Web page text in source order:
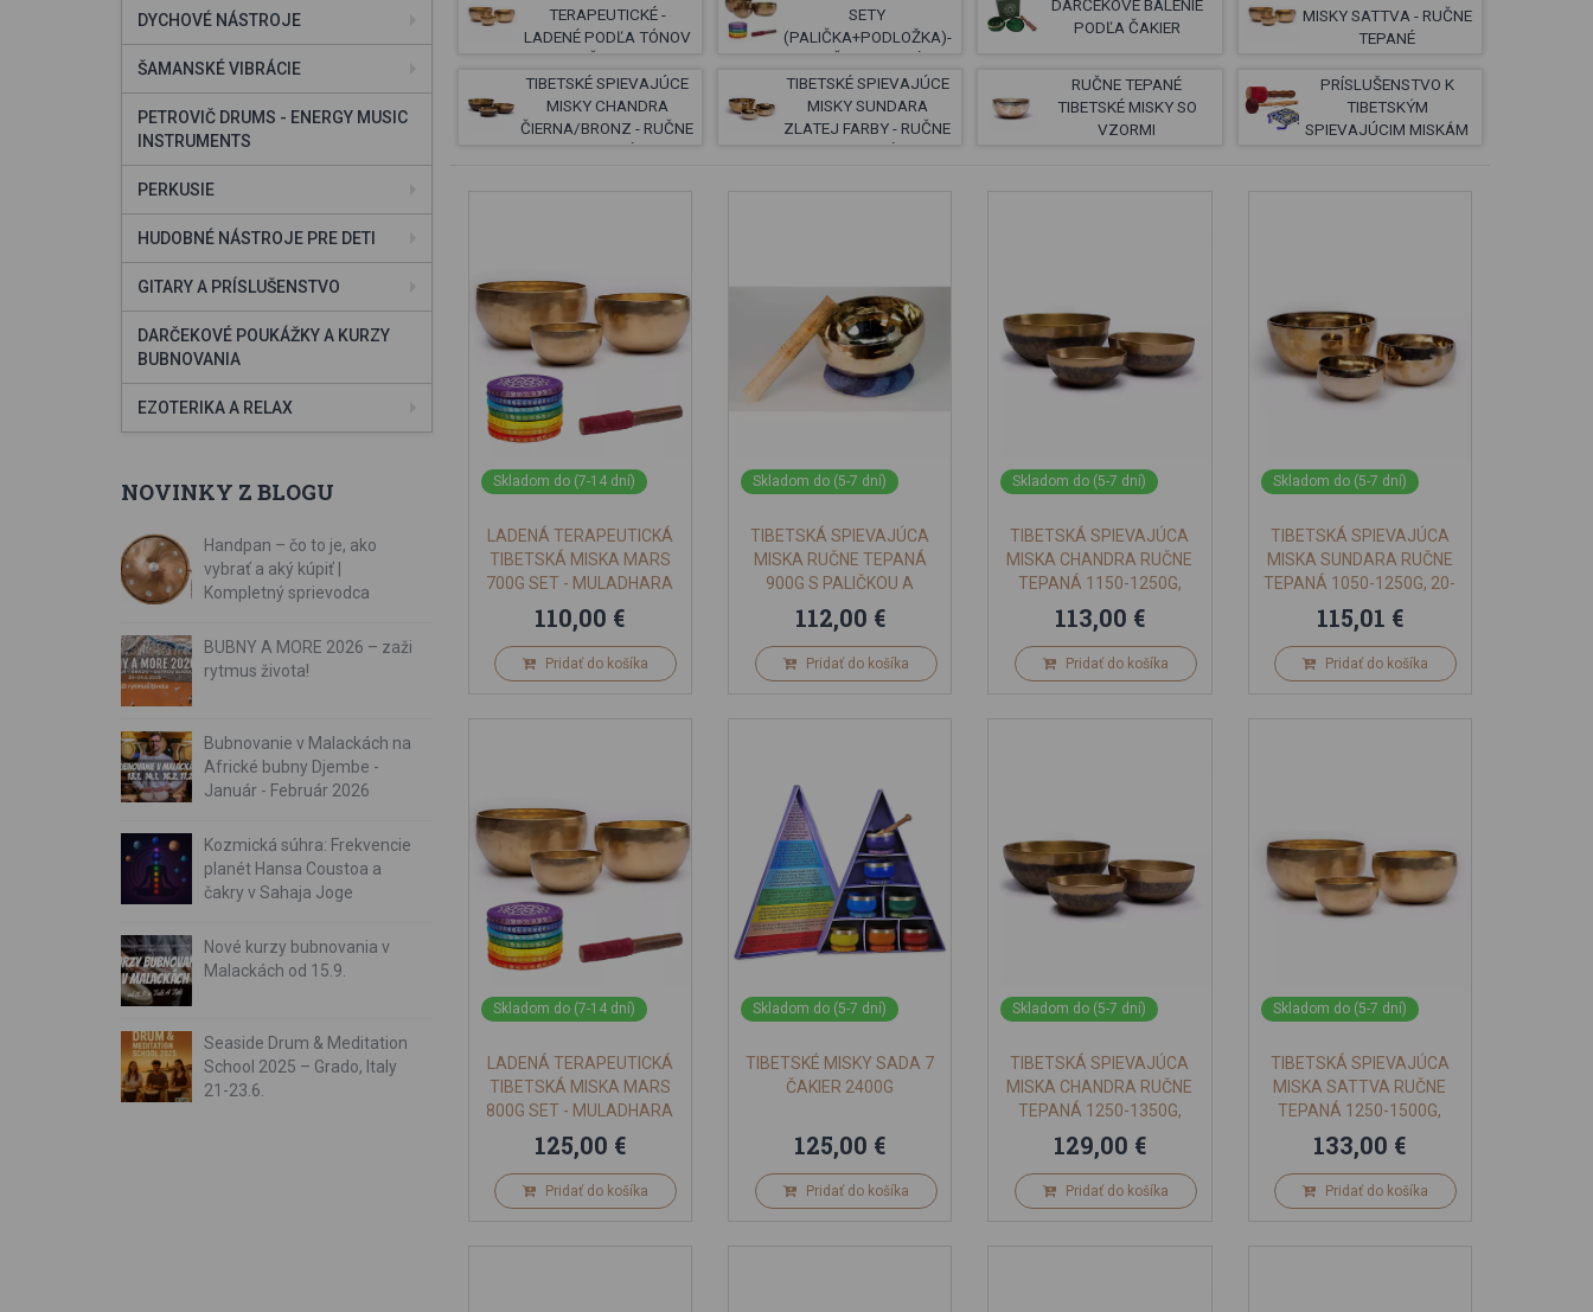
DYCHOVÉ NÁSTROJE
ŠAMANSKÉ VIBRÁCIE
PETROVIČ DRUMS - ENERGY MUSIC
INSTRUMENTS
PERKUSIE
HUDOBNÉ NÁSTROJE PRE DETI
GITARY A PRÍSLUŠENSTVO
DARČEKOVÉ POUKÁŽKY A KURZY
BUBNOVANIA
EZOTERIKA A RELAX
NOVINKY Z BLOGU
Handpan – čo to je, ako
vybrať a aký kúpiť |
Kompletný sprievodca
BUBNY A MORE 2026 – zaži
rytmus života!
Bubnovanie v Malackách na
Africké bubny Djembe -
Január - Február 2026
Kozmická súhra: Frekvencie
planét Hansa Coustoa a
čakry v Sahaja Joge
Nové kurzy bubnovania v
Malackách od 15.9.
Seaside Drum & Meditation
School 2025 – Grado, Italy
21-23.6.
TERAPEUTICKÉ -
LADENÉ PODĽA TÓNOV
A ČAKIER
SETY
(PALIČKA+PODLOŽKA)-
RUČNE TEPANÉ
DARČEKOVÉ BALENIE
PODĽA ČAKIER
MISKY SATTVA - RUČNE
TEPANÉ
TIBETSKÉ SPIEVAJÚCE
MISKY CHANDRA
ČIERNA/BRONZ - RUČNE
TEPANÉ
TIBETSKÉ SPIEVAJÚCE
MISKY SUNDARA
ZLATEJ FARBY - RUČNE
TEPANÉ
RUČNE TEPANÉ
TIBETSKÉ MISKY SO
VZORMI
PRÍSLUŠENSTVO K
TIBETSKÝM
SPIEVAJÚCIM MISKÁM
Skladom do (7-14 dní)
LADENÁ TERAPEUTICKÁ
TIBETSKÁ MISKA MARS
700G SET - MULADHARA
ČAKRA
110,00 €
Pridať do košíka
Skladom do (5-7 dní)
TIBETSKÁ SPIEVAJÚCA
MISKA RUČNE TEPANÁ
900G S PALIČKOU A
PODLOŽKOU INDIA
112,00 €
Pridať do košíka
Skladom do (5-7 dní)
TIBETSKÁ SPIEVAJÚCA
MISKA CHANDRA RUČNE
TEPANÁ 1150-1250G,
21CM
113,00 €
Pridať do košíka
Skladom do (5-7 dní)
TIBETSKÁ SPIEVAJÚCA
MISKA SUNDARA RUČNE
TEPANÁ 1050-1250G, 20-
21CM
115,01 €
Pridať do košíka
Skladom do (7-14 dní)
LADENÁ TERAPEUTICKÁ
TIBETSKÁ MISKA MARS
800G SET - MULADHARA
ČAKRA
125,00 €
Pridať do košíka
Skladom do (5-7 dní)
TIBETSKÉ MISKY SADA 7
ČAKIER 2400G
125,00 €
Pridať do košíka
Skladom do (5-7 dní)
TIBETSKÁ SPIEVAJÚCA
MISKA CHANDRA RUČNE
TEPANÁ 1250-1350G,
21CM
129,00 €
Pridať do košíka
Skladom do (5-7 dní)
TIBETSKÁ SPIEVAJÚCA
MISKA SATTVA RUČNE
TEPANÁ 1250-1500G,
21CM
133,00 €
Pridať do košíka